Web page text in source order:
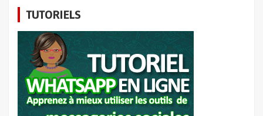
Huawei Mate X
4 mai 2020
TUTORIELS